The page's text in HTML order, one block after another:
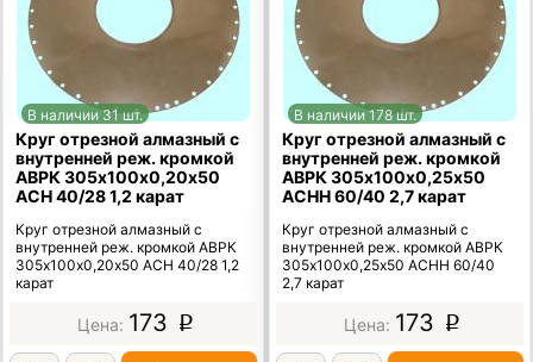
В наличии 31 шт.
Круг отрезной алмазный с
внутренней реж. кромкой
АВРК 305х100х0,20х50
АСН 40/28 1,2 карат
Круг отрезной алмазный с
внутренней реж. кромкой АВРК
305х100х0,20х50 АСН 40/28 1,2
карат
173 p
В наличии 178 шт.
Круг отрезной алмазный с
внутренней реж. кромкой
АВРК 305х100х0,25х50
АСНН 60/40 2,7 карат
Круг отрезной алмазный с
внутренней реж. кромкой АВРК
305х100х0,25х50 АСНН 60/40
2,7 карат
173 p